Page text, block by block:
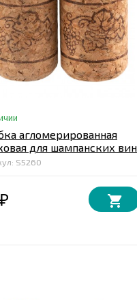
агломерированная
для шампанских вин
47*29 мм
S5260
₽